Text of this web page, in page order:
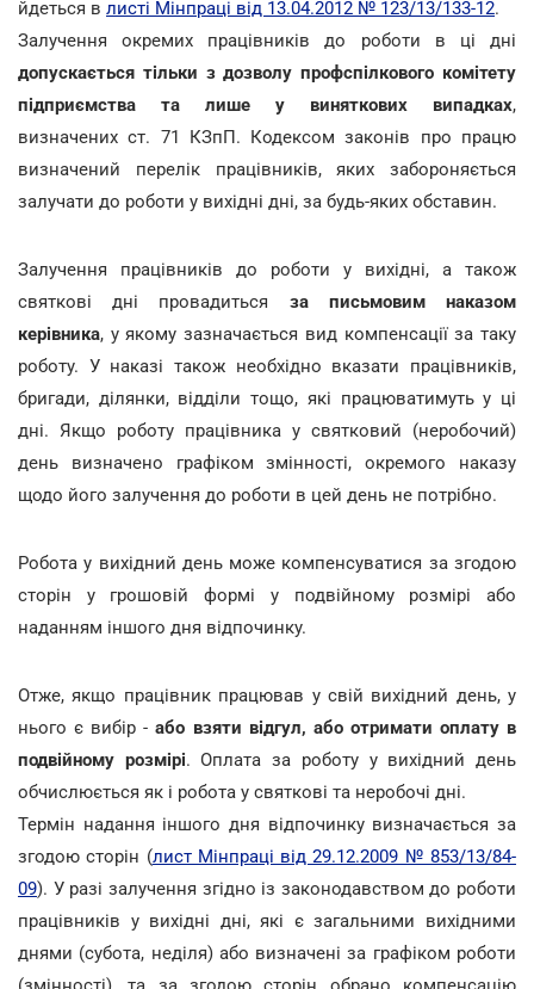
йдеться в листі Мінпраці від 13.04.2012 № 123/13/133-12.
Залучення окремих працівників до роботи в ці дні
допускається тільки з дозволу профспілкового комітету
підприємства та лише у виняткових випадках,
визначених ст. 71 КЗпП. Кодексом законів про працю
визначений перелік працівників, яких забороняється
залучати до роботи у вихідні дні, за будь-яких обставин.
Залучення працівників до роботи у вихідні, а також
святкові дні провадиться за письмовим наказом
керівника, у якому зазначається вид компенсації за таку
роботу. У наказі також необхідно вказати працівників,
бригади, ділянки, відділи тощо, які працюватимуть у ці
дні. Якщо роботу працівника у святковий (неробочий)
день визначено графіком змінності, окремого наказу
щодо його залучення до роботи в цей день не потрібно.
Робота у вихідний день може компенсуватися за згодою
сторін у грошовій формі у подвійному розмірі або
наданням іншого дня відпочинку.
Отже, якщо працівник працював у свій вихідний день, у
нього є вибір -або взяти відгул, або отримати оплату в
подвійному розмірі. Оплата за роботу у вихідний день
обчислюється як і робота у святкові та неробочі дні.
Термін надання іншого дня відпочинку визначається за
згодою сторін (лист Мінпраці від 29.12.2009 № 853/13/84-
09). У разі залучення згідно із законодавством до роботи
працівників у вихідні дні, які є загальними вихідними
днями (субота, неділя) або визначені за графіком роботи